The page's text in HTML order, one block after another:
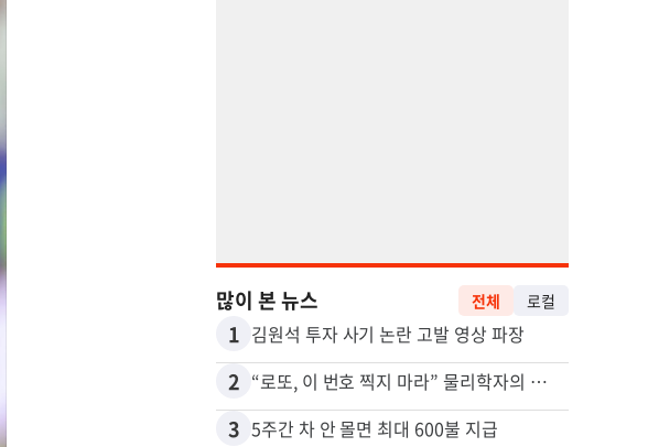
많이 본 뉴스 전체 로컬
1 김원석 투자 사기 논란 고발 영상 파장
2 “로또, 이 번호 찍지 마라” 물리학자의 당첨금 높이는 비밀
3 5주간 차 안 몰면 최대 600불 지급